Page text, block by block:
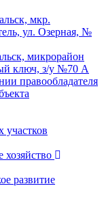
мкр.
ул. Озерная, №
микрорайон
ключ, з/у №70 А
правообладателя
участков
развитие